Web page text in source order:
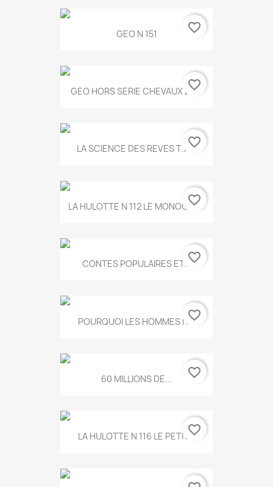
GEO N 151 favorite_border
GEO HORS SERIE CHEVAUX ET...
favorite_border
LA SCIENCE DES REVES T.787
favorite_border
LA HULOTTE N 112 LE MONOCLE...
favorite_border
CONTES POPULAIRES ET...favorite_border
POURQUOI LES HOMMES N...favorite_border
60 MILLIONS DE... favorite_border
LA HULOTTE N 116 LE PETIT...favorite_border